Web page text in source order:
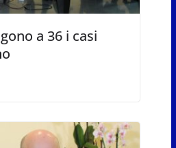
a 36 i casi